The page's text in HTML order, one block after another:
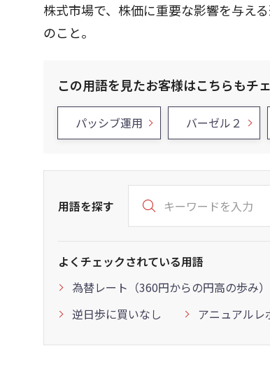
株式市場で、株価に重要な影響を与え
のこと。
この用語を見たお客様はこちらもチ
パッシブ運用 バーゼル２
用語を探す
よくチェックされている用語
為替レート（360円からの円高の歩み）
逆日歩に買いなし
アニュアルレ